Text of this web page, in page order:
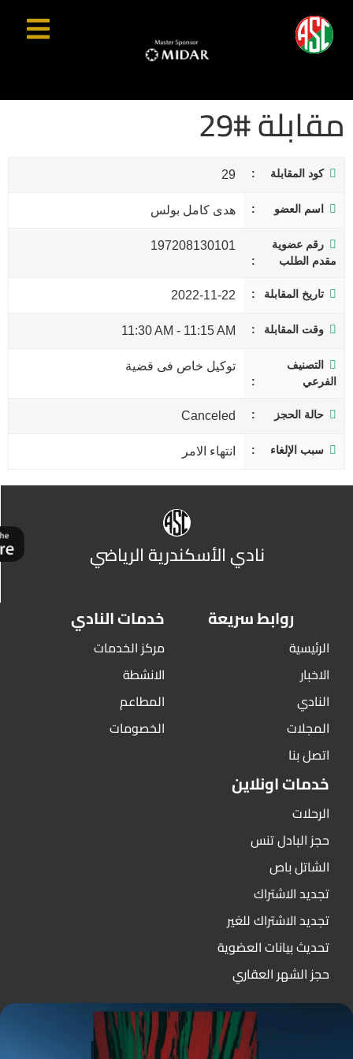
مقابلة #29
كود المقابلة 29
اسم العضو هدى كامل بولس
رقم عضوية
مقدم الطلب
197208130101
تاريخ المقابلة 2022-11-22
وقت المقابلة 11:15 AM
-
11:30 AM
التصنيف
الفرعي
توكيل خاص فى قضية
حالة الحجز Canceled
سبب الإلغاء انتهاء الامر
نادي الأسكندرية الرياضي
روابط سريعة
الرئيسية
الاخبار
النادي
المجلات
اتصل بنا
خدمات النادي
مركز الخدمات
الانشطة
المطاعم
الخصومات
خدمات اونلاين
الرحلات
حجز البادل تنس
الشاتل باص
تجديد الاشتراك
تجديد الاشتراك للغير
تحديث بيانات العضوية
حجز الشهر العقاري